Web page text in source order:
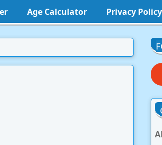
Age Calculator Privacy Policy